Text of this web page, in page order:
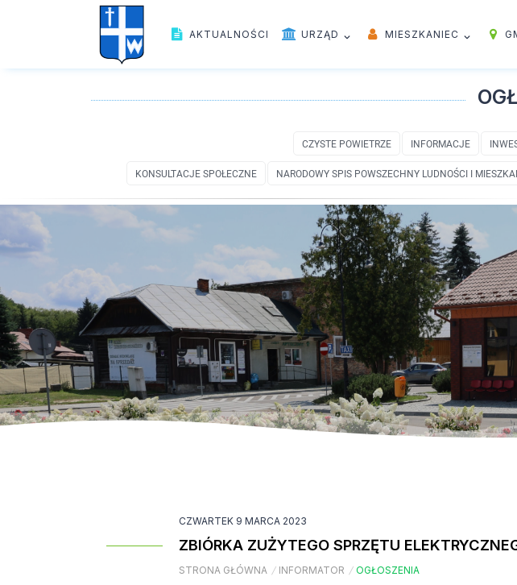
AKTUALNOŚCI URZĄD MIESZKANIEC
CZYSTE POWIETRZE INFORMACJE
KONSULTACJE SPOŁECZNE NARODOWY SPIS POWSZECHNY LUDNOŚCI I
CZWARTEK 9 MARCA 2023
ZBIÓRKA ZUŻYTEGO SPRZĘTU
STRONA GŁÓWNA / INFORMATOR / OGŁOSZENIA